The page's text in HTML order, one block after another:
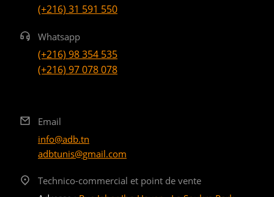
(+216) 31 591 550
Whatsapp
(+216) 98 354 535
(+216) 97 078 078
Email
info@adb.tn
adbtunis@gmail.com
Technico-commercial et point de vente